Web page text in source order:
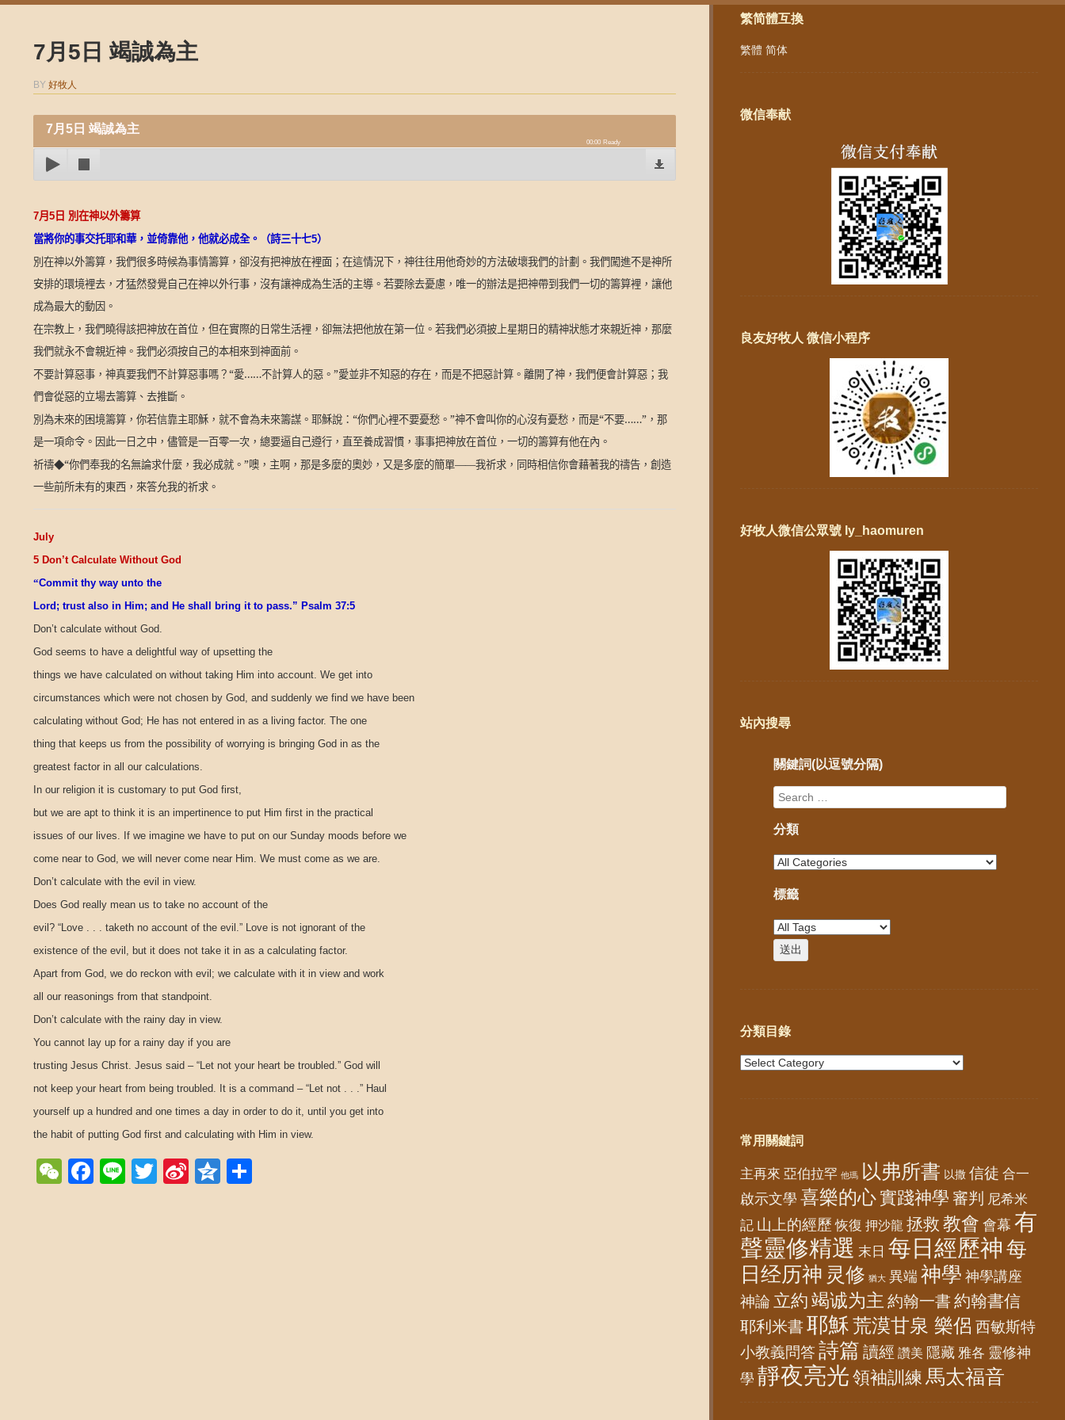
7月5日 竭誠為主
BY 好牧人
7月5日 竭誠為主
00:00 Ready
7月 5 日 別在神以外籌算
當將你的事交托耶和華，並倚靠他，他就必成全。（詩三十七5）
別在神以外籌算，我們很多時候為事情籌算，卻沒有把神放在裡面；在這情況下，神往往用他奇妙的方法破壞我們的計劃。我們闖進不是神所
安排的環境裡去，才猛然發覺自己在神以外行事，沒有讓神成為生活的主導。若要除去憂慮，唯一的辦法是把神帶到我們一切的籌算裡，讓他
成為最大的動因。
在宗教上，我們曉得該把神放在首位，但在實際的日常生活裡，卻無法把他放在第一位。若我們必須披上星期日的精神狀態才來親近神，那麼
我們就永不會親近神。我們必須按自己的本相來到神面前。
不要計算惡事，神真要我們不計算惡事嗎？“愛……不計算人的惡。”愛並非不知惡的存在，而是不把惡計算。離開了神，我們便會計算惡；我
們會從惡的立場去籌算、去推斷。
別為未來的困境籌算，你若信靠主耶穌，就不會為未來籌謀。耶穌說：“你們心裡不要憂愁。”神不會叫你的心沒有憂愁，而是“不要……”，那
是一項命令。因此一日之中，儘管是一百零一次，總要逼自己遵行，直至養成習慣，事事把神放在首位，一切的籌算有他在內。
祈禱◆“你們奉我的名無論求什麼，我必成就。”噢，主啊，那是多麼的奧妙，又是多麼的簡單——我祈求，同時相信你會藉著我的禱告，創造
一些前所未有的東西，來答允我的祈求。
July
5 Don’t Calculate Without God
“Commit thy way unto the
Lord; trust also in Him; and He shall bring it to pass.” Psalm 37:5
Don’t calculate without God.
God seems to have a delightful way of upsetting the
things we have calculated on without taking Him into account. We get into
circumstances which were not chosen by God, and suddenly we find we have been
calculating without God; He has not entered in as a living factor. The one
thing that keeps us from the possibility of worrying is bringing God in as the
greatest factor in all our calculations.
In our religion it is customary to put God first,
but we are apt to think it is an impertinence to put Him first in the practical
issues of our lives. If we imagine we have to put on our Sunday moods before we
come near to God, we will never come near Him. We must come as we are.
Don’t calculate with the evil in view.
Does God really mean us to take no account of the
evil? “Love . . . taketh no account of the evil.” Love is not ignorant of the
existence of the evil, but it does not take it in as a calculating factor.
Apart from God, we do reckon with evil; we calculate with it in view and work
all our reasonings from that standpoint.
Don’t calculate with the rainy day in view.
You cannot lay up for a rainy day if you are
trusting Jesus Christ. Jesus said – “Let not your heart be troubled.” God will
not keep your heart from being troubled. It is a command – “Let not . . .” Haul
yourself up a hundred and one times a day in order to do it, until you get into
the habit of putting God first and calculating with Him in view.
WeChat
Facebook
LineTwitterSinaQzone
繁简體互換
繁體 简体
微信奉献
良友好牧人 微信小程序
好牧人微信公眾號 ly_haomuren
站內搜尋
關鍵詞(以逗號分隔)
分類
標籤
分類目錄
常用關鍵詞
主再來 亞伯拉罕 他瑪 以弗所書 以撒 信徒 合一
啟示文學 喜樂的心實踐神學 審判 尼希米
記 山上的經歷 恢復 押沙龍 拯救 教會 會幕 有
聲靈修精選 末日 每日經歷神 每
日经历神 灵修 猶大 異端 神學 神學講座
神論 立約 竭诚为主 約翰一書 約翰書信
耶利米書 耶穌荒漠甘泉 樂侶 西敏斯特
小教義問答詩篇 讀經 讚美 隱藏 雅各 靈修神
學 靜夜亮光 領袖訓練 馬太福音